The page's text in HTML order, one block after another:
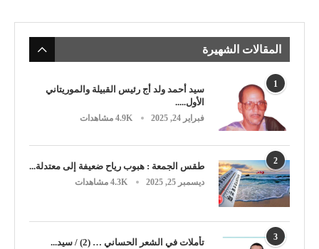
المقالات الشهيرة
1
سيد أحمد ولد أج رئيس القبيلة والموريتاني
الأول.....
فبراير 24, 2025 4.9K مشاهدات
2 طقس الجمعة : هبوب رياح ضعيفة إلى معتدلة...
ديسمبر 25, 2025 4.3K مشاهدات
3 تأملات في الشعر الحساني … (2) / سيد...